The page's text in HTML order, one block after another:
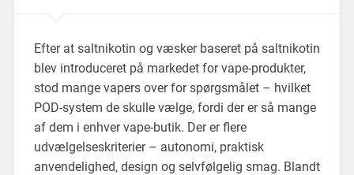
Efter at saltnikotin og væsker baseret på saltnikotin
blev introduceret på markedet for vape-produkter,
stod mange vapers over for spørgsmålet – hvilket
POD-system de skulle vælge, fordi der er så mange
af dem i enhver vape-butik. Der er flere
udvælgelseskriterier – autonomi, praktisk
anvendelighed, design og selvfølgelig smag. Blandt